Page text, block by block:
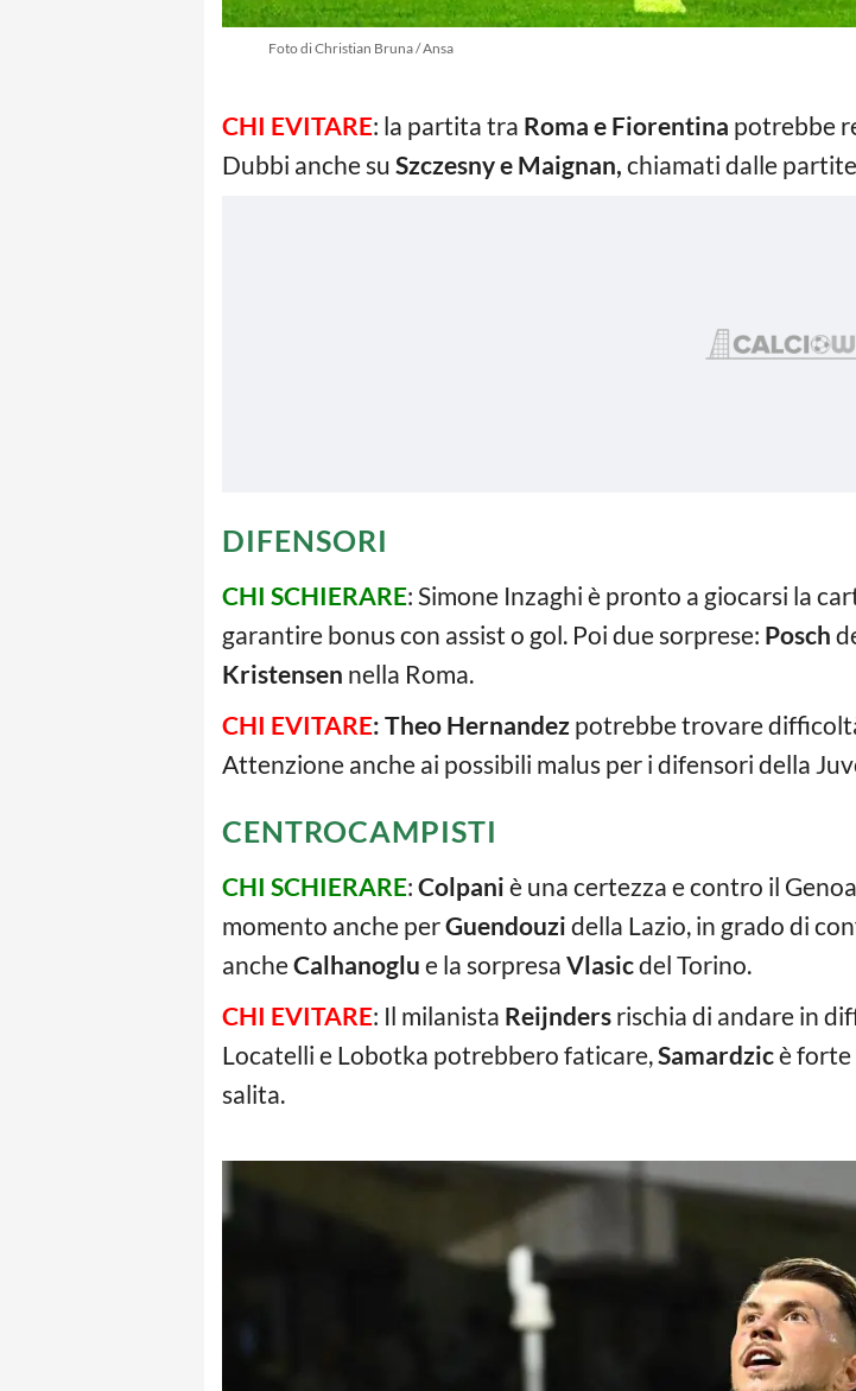
Foto di Christian Bruna / Ansa
CHI EVITARE: la partita tra Roma e Fiorentina potrebbe
Dubbi anche su Szczesny e Maignan, chiamati dalle
DIFENSORI
CHI SCHIERARE: Simone Inzaghi è pronto a giocarsi la
garantire bonus con assist o gol. Poi due sorprese: Posch
Kristensen nella Roma.
CHI EVITARE: Theo Hernandez potrebbe trovare
Attenzione anche ai possibili malus per i difensori della
CENTROCAMPISTI
CHI SCHIERARE: Colpani è una certezza e contro il
momento anche perGuendouzi della Lazio, in grado di
ancheCalhanoglu e la sorpresa Vlasicdel Torino.
CHI EVITARE: Il milanista Reijnders rischia di andare in
Locatelli e Lobotka potrebbero faticare,Samardzicè forte
salita.